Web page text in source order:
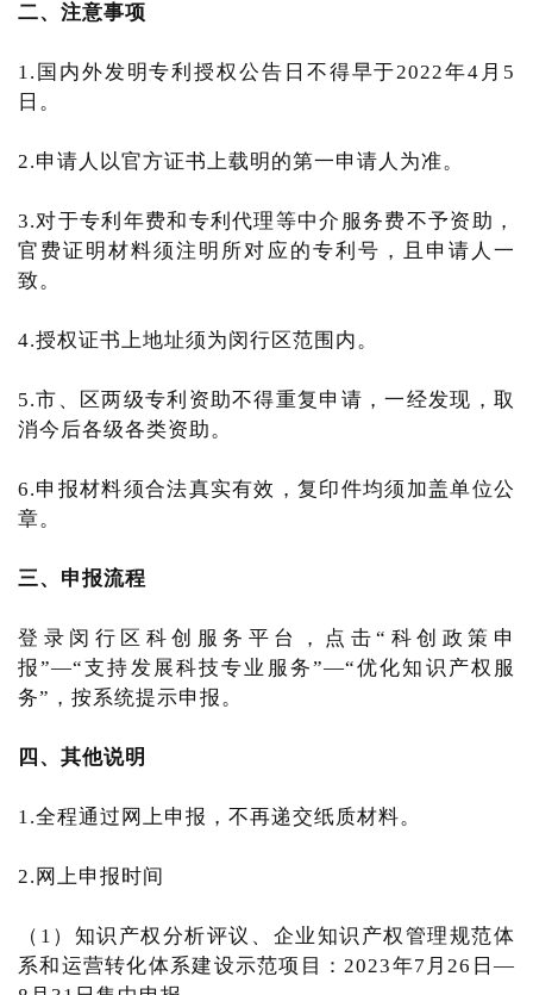
二、注意事项
1.国内外发明专利授权公告日不得早于2022年4月5
日。
2.申请人以官方证书上载明的第一申请人为准。
3.对于专利年费和专利代理等中介服务费不予资助，
官费证明材料须注明所对应的专利号，且申请人一
致。
4.授权证书上地址须为闵行区范围内。
5.市、区两级专利资助不得重复申请，一经发现，取
消今后各级各类资助。
6.申报材料须合法真实有效，复印件均须加盖单位公
章。
三、申报流程
登录闵行区科创服务平台，点击“科创政策申
报”—“支持发展科技专业服务”—“优化知识产权服
务”，按系统提示申报。
四、其他说明
1.全程通过网上申报，不再递交纸质材料。
2.网上申报时间
（1）知识产权分析评议、企业知识产权管理规范体
系和运营转化体系建设示范项目：2023年7月26日—